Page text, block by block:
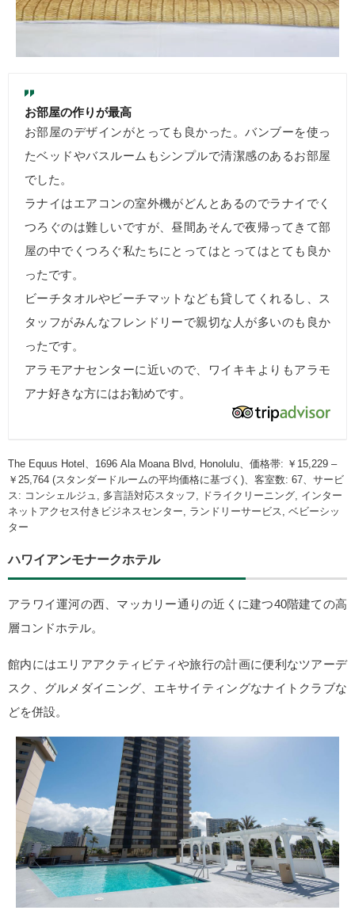
お部屋の作りが最高
お部屋のデザインがとっても良かった。バンブーを使っ
たベッドやバスルームもシンプルで清潔感のあるお部屋
でした。
ラナイはエアコンの室外機がどんとあるのでラナイでく
つろぐのは難しいですが、昼間あそんで夜帰ってきて部
屋の中でくつろぐ私たちにとってはとってはとても良か
ったです。
ビーチタオルやビーチマットなども貸してくれるし、ス
タッフがみんなフレンドリーで親切な人が多いのも良か
ったです。
アラモアナセンターに近いので、ワイキキよりもアラモ
アナ好きな方にはお勧めです。
The Equus Hotel、1696 Ala Moana Blvd, Honolulu、価格帯: ￥15,229 –
￥25,764 (スタンダードルームの平均価格に基づく)、客室数: 67、サービ
ス: コンシェルジュ, 多言語対応スタッフ, ドライクリーニング, インター
ネットアクセス付きビジネスセンター, ランドリーサービス, ベビーシッ
ター
ハワイアンモナークホテル
アラワイ運河の西、マッカリー通りの近くに建つ40階建ての高
層コンドホテル。
館内にはエリアアクティビティや旅行の計画に便利なツアーデ
スク、グルメダイニング、エキサイティングなナイトクラブな
どを併設。